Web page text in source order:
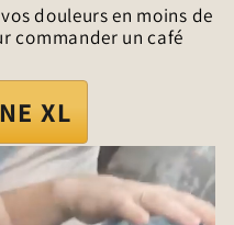
douleurs en moins de
commander un café
XL